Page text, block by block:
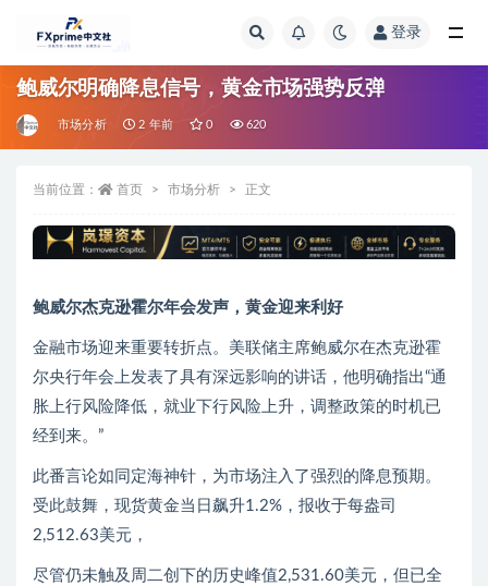
登录
鲍威尔明确降息信号，黄金市场强势反弹
市场分析 2 年前 0 620
当前位置： 首页 市场分析 正文
鲍威尔杰克逊霍尔年会发声，黄金迎来利好
金融市场迎来重要转折点。美联储主席鲍威尔在杰克逊霍
尔央行年会上发表了具有深远影响的讲话，他明确指出“通
胀上行风险降低，就业下行风险上升，调整政策的时机已
经到来。”
此番言论如同定海神针，为市场注入了强烈的降息预期。
受此鼓舞，现货黄金当日飙升1.2%，报收于每盎司
2,512.63美元，
尽管仍未触及周二创下的历史峰值2,531.60美元，但已全